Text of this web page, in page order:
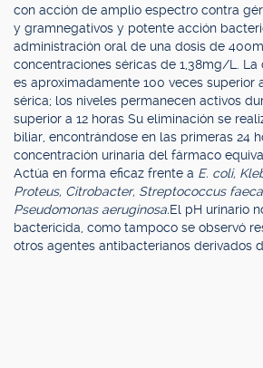
con acción de amplio espectro contra
y gramnegativos y potente acción
administración oral de una dosis de
concentraciones séricas de 1,38mg/L. La
es aproximadamente 100 veces superior
sérica; los niveles permanecen activos
superior a 12 horas Su eliminación se
biliar, encontrándose en las primeras 24
concentración urinaria del fármaco
Actúa en forma eficaz frente a E. coli,
Proteus, Citrobacter, Streptococcus
Pseudomonas aeruginosa.El pH urinario
bactericida, como tampoco se observó
otros agentes antibacterianos derivados